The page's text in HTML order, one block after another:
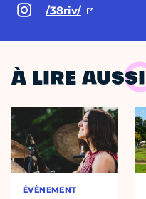
/38riv/
À LIRE AUSSI
ÉVÈNEMENT